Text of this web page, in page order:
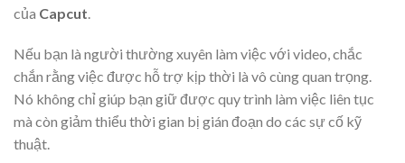
của Capcut
Nếu bạn là người thường xuyên làm việc với video, chắc
chắn rằng việc được hỗ trợ kịp thời là vô cùng quan trọng.
Nó không chỉ giúp bạn giữ được quy trình làm việc liên tục
mà còn giảm thiểu thời gian bị gián đoạn do các sự cố kỹ
thuật.